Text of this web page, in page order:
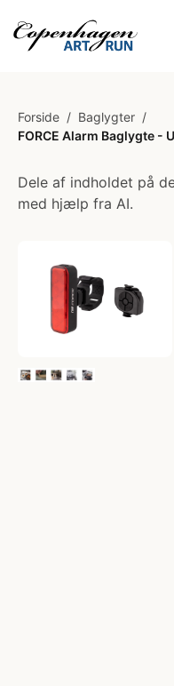
Forside / Baglygter /
FORCE Alarm Baglygte -
Dele af indholdet på
med hjælp fra AI.